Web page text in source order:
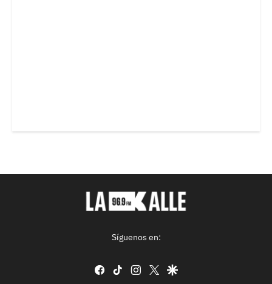
Síguenos en:
facebook
tiktok instagram
twittergoogle